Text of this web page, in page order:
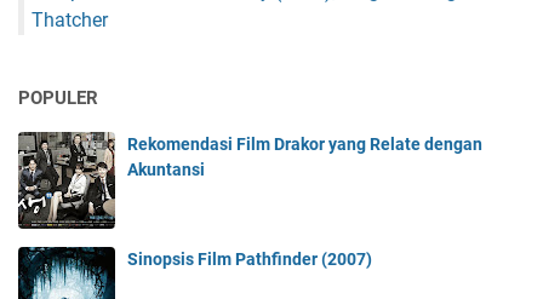
Thatcher
POPULER
Rekomendasi Film Drakor yang Relate dengan
Akuntansi
Sinopsis Film Pathfinder (2007)